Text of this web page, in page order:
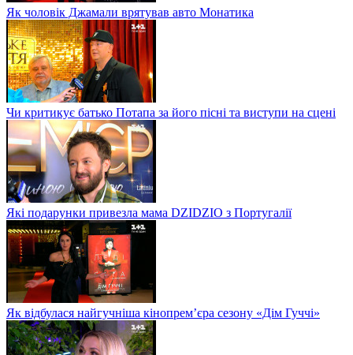
Як чоловік Джамали врятував авто Монатика
Чи критикує батько Потапа за його пісні та виступи на сцені
Які подарунки привезла мама DZIDZIO з Португалії
Як відбулася найгучніша кінопрем’єра сезону «Дім Гуччі»